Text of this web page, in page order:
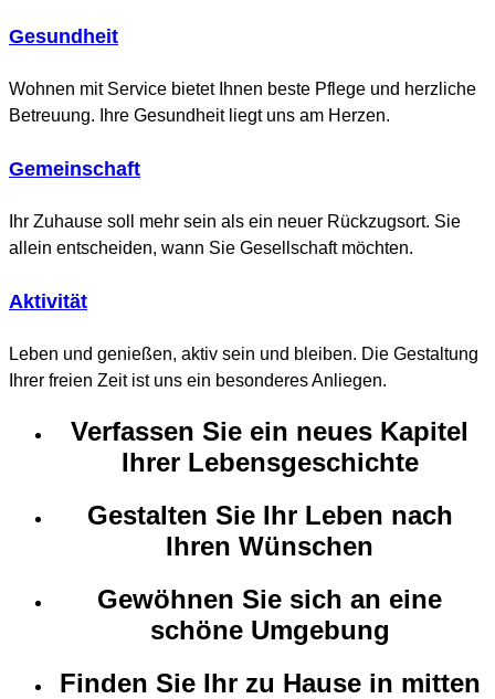
Gesundheit
Wohnen mit Service bietet Ihnen beste Pflege und herzliche
Betreuung. Ihre Gesundheit liegt uns am Herzen.
Gemeinschaft
Ihr Zuhause soll mehr sein als ein neuer Rückzugsort. Sie
allein entscheiden, wann Sie Gesellschaft möchten.
Aktivität
Leben und genießen, aktiv sein und bleiben. Die Gestaltung
Ihrer freien Zeit ist uns ein besonderes Anliegen.
Verfassen Sie ein neues Kapitel
Ihrer Lebensgeschichte
Gestalten Sie Ihr Leben nach
Ihren Wünschen
Gewöhnen Sie sich an eine
schöne Umgebung
Finden Sie Ihr zu Hause in mitten